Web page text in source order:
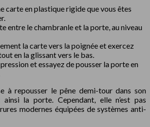
carte en plastique rigide que vous êtes
entre le chambranle et la porte, au niveau
la carte vers la poignée et exercez
en la glissant vers le bas.
et essayez de pousser la porte en
à repousser le pêne demi-tour dans son
la porte. Cependant, elle n’est pas
modernes équipées de systèmes anti-